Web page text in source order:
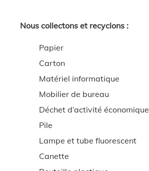
Nous collectons et recyclons :
Papier
Carton
Matériel informatique
Mobilier de bureau
Déchet d’activité économique
Pile
Lampe et tube fluorescent
Canette